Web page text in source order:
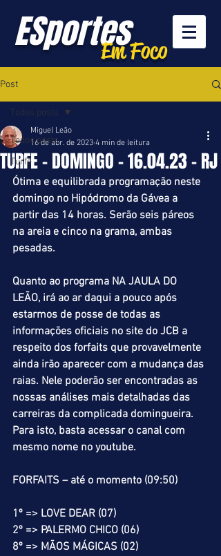
ESportesEm Foco
Post
Todos posts
Turfe
Todos posts
TURFE - DOMINGO - 16.04.23 - RJ
Miguel Leão
16 de abr. de 2023 4 min de leitura
Ótima e equilibrada programação neste
domingo no Hipódromo da Gávea a
partir das 14 horas. Serão seis páreos
na areia e cinco na grama, ambas
pesadas.
Quanto ao programa NA JAULA DO
LEÃO, irá ao ar daqui a pouco após
estarmos de posse de todas as
informações oficiais no site do JCB a
respeito dos forfaits que provavelmente
ainda irão aparecer com a mudança das
raias. Nele poderão ser encontradas as
nossas análises mais detalhadas das
carreiras da complicada domingueira.
Para isto, basta acessar o canal com
mesmo nome no youtube.
FORFAITS – até o momento (09:50)
1º => LOVE DEAR (07)
2º => PALERMO CHICO (06)
8º => MÃOS MÁGICAS (02)